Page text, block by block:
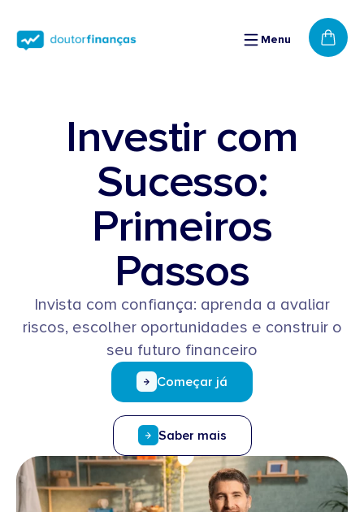
Cart
Menu
conteúdo
Investir com
Sucesso:
Primeiros
Passos
Invista com confiança: aprenda a avaliar
riscos, escolher oportunidades e construir o
seu futuro financeiro
Começar já
Saber mais